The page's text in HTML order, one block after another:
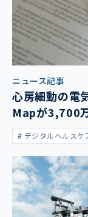
ニュース記事
心房細動の電
Mapが3,700
デジタルヘルスケ